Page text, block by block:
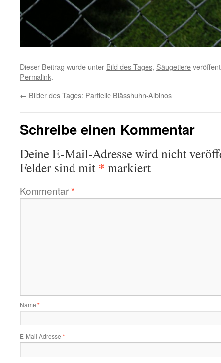
Dieser Beitrag wurde unter Bild des Tages, Säugetiere
Permalink.
← Bilder des Tages: Partielle Blässhuhn-Albinos
Schreibe einen Kommentar
Deine E-Mail-Adresse wird nicht
Felder sind mit * markiert
Kommentar*
Name *
E-Mail-Adresse *